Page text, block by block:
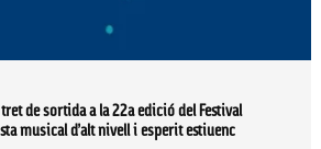
tret de sortida a la 22a edició del Festival
musical d’alt nivell i esperit estiuenc